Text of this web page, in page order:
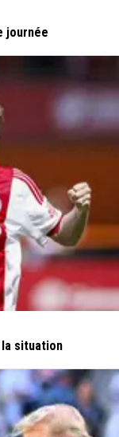
journée
la situation